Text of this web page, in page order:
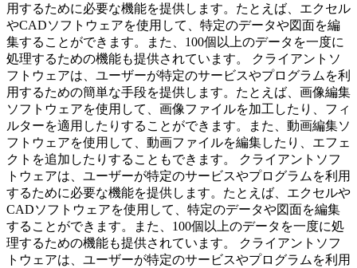
用するために必要な機能を提供します。たとえば、エクセル
やCADソフトウェアを使用して、特定のデータや図面を編
集することができます。また、100個以上のデータを一度に
処理するための機能も提供されています。 クライアントソ
フトウェアは、ユーザーが特定のサービスやプログラムを利
用するための簡単な手段を提供します。たとえば、画像編集
ソフトウェアを使用して、画像ファイルを加工したり、フィ
ルターを適用したりすることができます。また、動画編集ソ
フトウェアを使用して、動画ファイルを編集したり、エフェ
クトを追加したりすることもできます。 クライアントソフ
トウェアは、ユーザーが特定のサービスやプログラムを利用
するために必要な機能を提供します。たとえば、エクセルや
CADソフトウェアを使用して、特定のデータや図面を編集
することができます。また、100個以上のデータを一度に処
理するための機能も提供されています。 クライアントソフ
トウェアは、ユーザーが特定のサービスやプログラムを利用